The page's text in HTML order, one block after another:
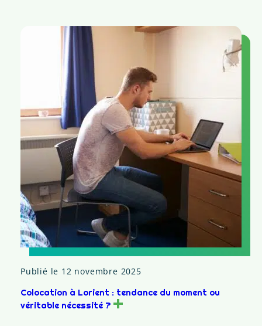
Publié le 12 novembre 2025
Colocation à Lorient : tendance du moment ou
véritable nécessité ?